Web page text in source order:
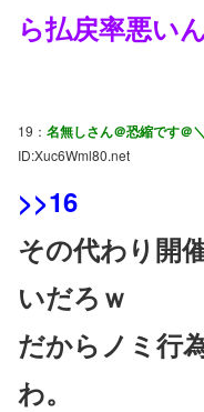
ら払戻率悪い
19： 名無しさん＠恐縮です＠
ID:Xuc6Wml80.net
>>16
その代わり開
いだろｗ
だからノミ行
わ。